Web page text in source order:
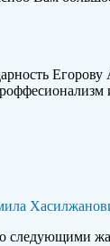
следующими